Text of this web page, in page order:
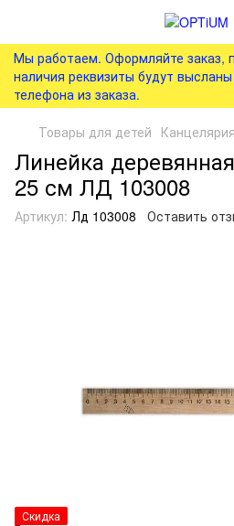
Мы работаем. Оформляйте заказ,
наличия реквизиты будут
телефона из заказа.
Товары для детей Канцелярия
Линейка
25 см ЛД 103008
Артикул: Лд 103008 Оставить
Скидка